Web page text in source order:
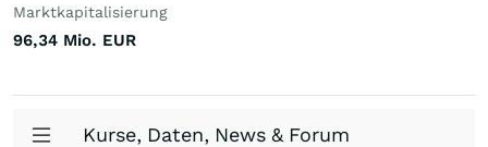
Marktkapitalisierung
96,34 Mio. EUR
Kurse, Daten, News & Forum